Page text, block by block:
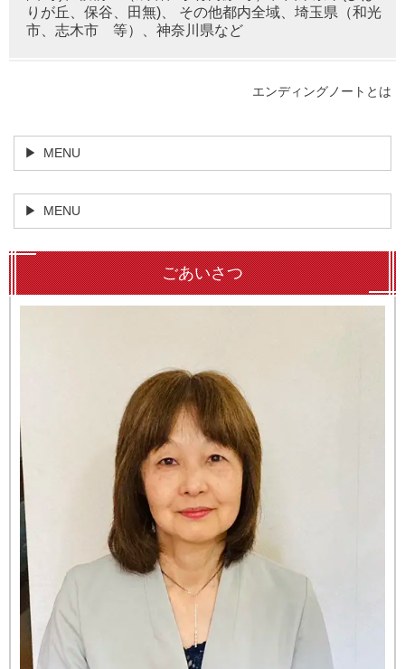
りが丘、保谷、田無)、 その他都内全域、埼玉県（和光
市、志木市 等）、神奈川県など
エンディングノートとは
MENU
MENU
ごあいさつ